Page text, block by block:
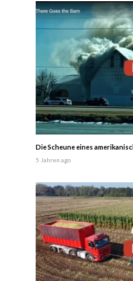
Die Scheune eines
5 Jahren ago